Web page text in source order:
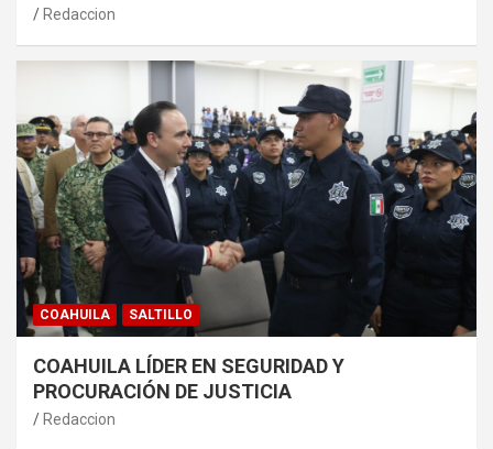
Redaccion
COAHUILA SALTILLO
COAHUILA LÍDER EN SEGURIDAD Y
PROCURACIÓN DE JUSTICIA
Redaccion